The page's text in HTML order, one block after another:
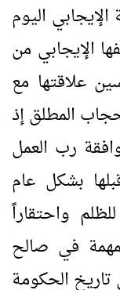
اليوم
الإيجابي من
علاقتها مع
المطلق إذ
رب العمل
بشكل عام
واحتقاراً
في صالح
الحكومة